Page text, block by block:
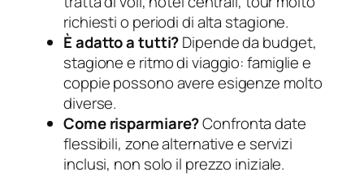
richiesti o periodi di alta stagione.
È adatto a tutti?Dipende da budget,
stagione e ritmo di viaggio: famiglie e
coppie possono avere esigenze molto
diverse.
Come risparmiare?Confronta date
flessibili, zone alternative e servizi
inclusi, non solo il prezzo iniziale.